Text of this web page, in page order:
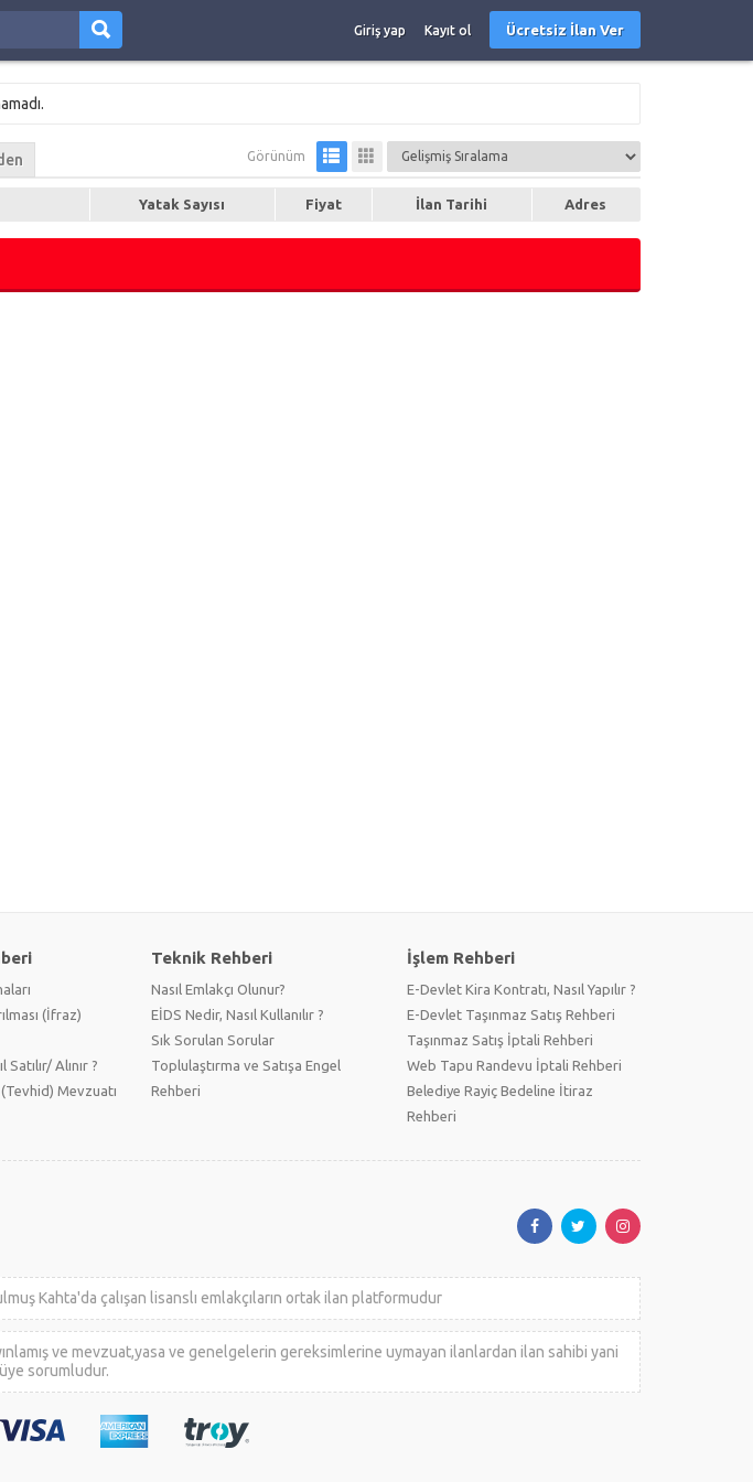
Giriş yap Kayıt ol Ücretsiz İlan Ver
Görünüm
Yatak Sayısı Fiyat İlan Tarihi Adres
(İfraz)
Alınır ?
Mevzuatı
Teknik Rehberi
Nasıl Emlakçı Olunur?
EİDS Nedir, Nasıl Kullanılır ?
Sık Sorulan Sorular
Toplulaştırma ve Satışa Engel
Rehberi
İşlem Rehberi
E-Devlet Kira Kontratı, Nasıl Yapılır ?
E-Devlet Taşınmaz Satış Rehberi
Taşınmaz Satış İptali Rehberi
Web Tapu Randevu İptali Rehberi
Belediye Rayiç Bedeline İtiraz
Rehberi
çalışan lisanslı emlakçıların ortak ilan platformudur
ve mevzuat,yasa ve genelgelerin gereksimlerine uymayan ilanlardan ilan sahibi yani
sorumludur.